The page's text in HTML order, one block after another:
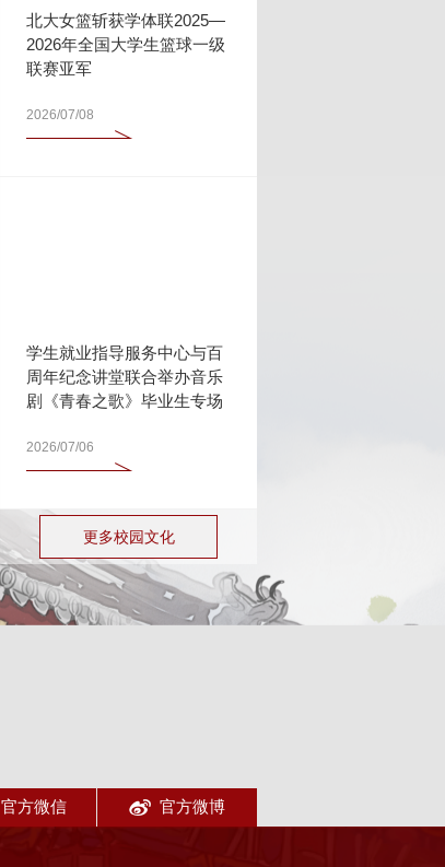
北大女篮斩获学体联2025—
2026年全国大学生篮球一级
联赛亚军
2026/07/08
学生就业指导服务中心与百
周年纪念讲堂联合举办音乐
剧《青春之歌》毕业生专场
2026/07/06
更多校园文化
官方微信 官方微博